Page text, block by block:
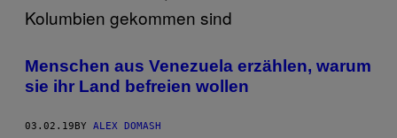
Menschen aus Venezuela erzählen, warum
sie ihr Land befreien wollen
03.02.19BY ALEX DOMASH